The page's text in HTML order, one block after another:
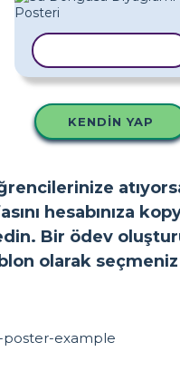
KENDIN YAP
hesabınıza
Bir ödev
olarak